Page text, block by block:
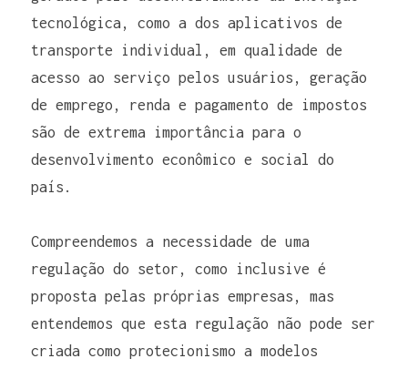
tecnológica, como a dos aplicativos de
transporte individual, em qualidade de
acesso ao serviço pelos usuários, geração
de emprego, renda e pagamento de impostos
são de extrema importância para o
desenvolvimento econômico e social do
país.
Compreendemos a necessidade de uma
regulação do setor, como inclusive é
proposta pelas próprias empresas, mas
entendemos que esta regulação não pode ser
criada como protecionismo a modelos